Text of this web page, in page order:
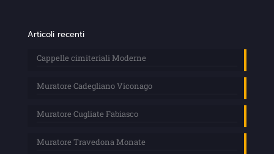
Articoli recenti
Cappelle cimiteriali Moderne
Muratore Cadegliano Viconago
Muratore Cugliate Fabiasco
Muratore Travedona Monate